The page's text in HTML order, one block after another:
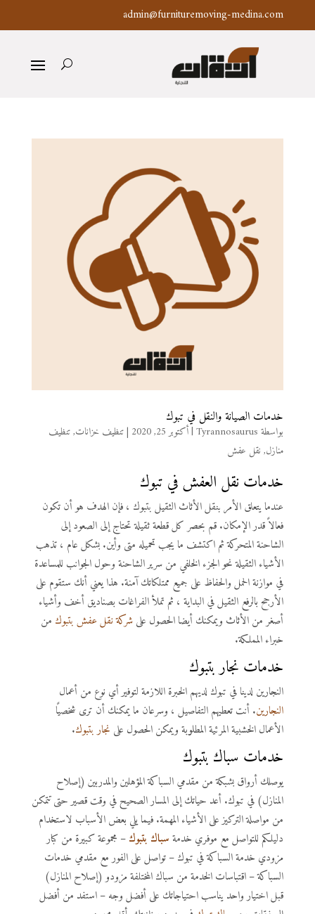
admin@furnituremoving-medina.com
خدمات الصيانة والنقل في تبوك
بواسطة Tyrannosaurus
|أكتوبر 25, 2020 |تنظيف خزانات,تنظيف
منازل, نقل عفش
خدماتنقل العفش في تبوك
عندما يتعلق الأمر بنقل الأثاث الثقيل بتبوك ، فإن الهدف هو أن تكون
فعالاً قدر الإمكان. قم بحصر كل قطعة ثقيلة تحتاج إلى الصعود إلى
الشاحنة المتحركة ثم اكتشف ما يجب تحميله متى وأين. بشكل عام ، تذهب
الأشياء الثقيلة نحو الجزء الخلفي من سرير الشاحنة وحول الجوانب للمساعدة
في موازنة الحمل والحفاظ على جميع ممتلكاتك آمنة. هذا يعني أنك ستقوم على
الأرجح بالرفع الثقيل في البداية ، ثم تملأ الفراغات بصناديق أخف وأشياء
أصغر من الأثاث ويمكنك أيضا الحصول علىشركة نقل عفش بتبوك من
خبراء المملكة.
خدمات نجار بتبوك
النجارين لدينا في تبوك لديهم الخبرة اللازمة لتوفير أي نوع من أعمال
النجارين. أنت تعطيهم التفاصيل ، وسرعان ما يمكنك أن ترى شخصيًا
الأعمال الخشبية المرئية المطلوبة ويمكن الحصول على نجار بتبوك.
خدمات سباك بتبوك
يوصلك أرواق بشبكة من مقدمي السباكة المؤهلين والمدربين (إصلاح
المنازل) في تبوك. أعد حياتك إلى المسار الصحيح في وقت قصير حتى تتمكن
من مواصلة التركيز على الأشياء المهمة. فيما يلي بعض الأسباب لاستخدام
دليلكم للتواصل مع موفري خدمةسباك بتبوك– مجموعة كبيرة من كبار
مزودي خدمة السباكة في تبوك – تواصل على الفور مع مقدمي خدمات
السباكة – اقتباسات الخدمة من سباك المختلفة مزودو (إصلاح المنازل)
قبل اختيار واحد يناسب احتياجاتك على أفضل وجه – استفد من أفضل